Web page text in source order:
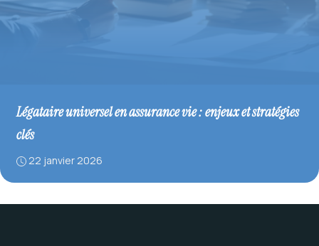
Légataire universel en assurance vie : enjeux et stratégies
clés
22 janvier 2026